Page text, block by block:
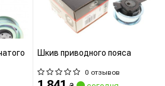
Шкив приводного пояса
0 отзывов